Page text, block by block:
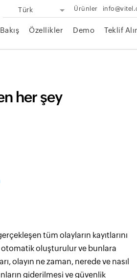
Türk Ürünler
Özellikler Demo Teklif
her şey
tüm olayların kayıtlarını
oluşturulur ve bunlara
olayın ne zaman, nerede ve nasıl
giderilmesi ve güvenlik